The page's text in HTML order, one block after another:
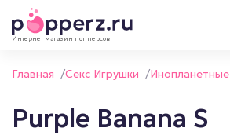
Интернет магазин попперсов
Главная /Секс Игрушки /Инопланетные
Purple Banana S